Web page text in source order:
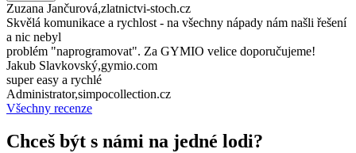
Zuzana Jančurová,zlatnictvi-stoch.cz
Skvělá komunikace a rychlost - na všechny nápady nám našli řešení
a nic nebyl
problém "naprogramovat". Za GYMIO velice doporučujeme!
Jakub Slavkovský,gymio.com
super easy a rychlé
Administrator,simpocollection.cz
Všechny recenze
Chceš být s námi na jedné lodi?